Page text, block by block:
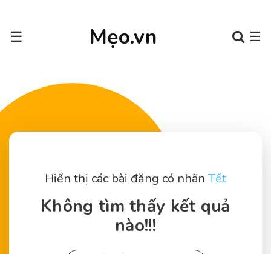
Mẹo.vn
☰ ☰
Hiển thị các bài đăng có nhãn Tết
Không tìm thấy kết quả
nào!!!